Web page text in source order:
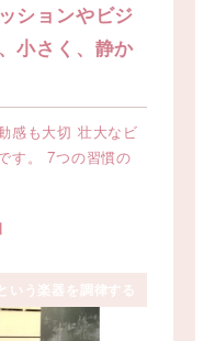
ションやビジ
小さく、静か
感も大切 壮大なビ
す。 7つの習慣の
いう楽器を調律する